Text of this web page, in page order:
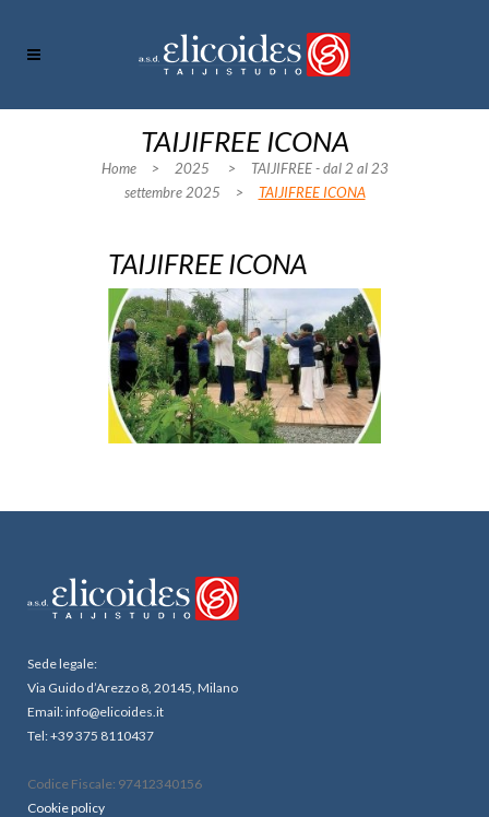
TAIJIFREE ICONA
Home > 2025 >
TAIJIFREE - dal 2 al 23
settembre 2025
> TAIJIFREE ICONA
TAIJIFREE ICONA
Sede legale:
Via Guido d’Arezzo 8, 20145, Milano
Email: info@elicoides.it
Tel: +39 375 8110437
Codice Fiscale: 97412340156
Cookie policy